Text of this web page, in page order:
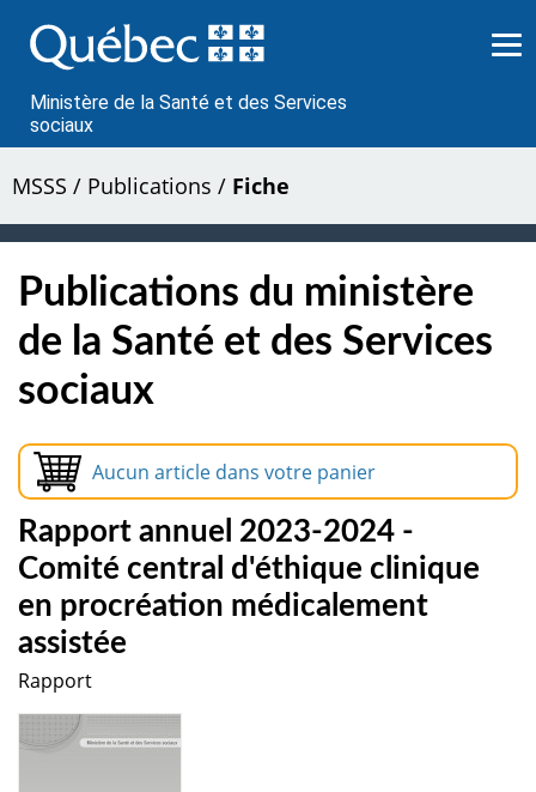
au
contenu
Ministère de la Santé et des Services
sociaux
MSSS / Publications / Fiche
Publications du ministère
de la Santé et des Services
sociaux
Aucun article dans votre panier
Rapport annuel 2023-2024 -
Comité central d'éthique clinique
en procréation médicalement
assistée
Rapport